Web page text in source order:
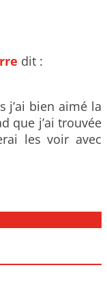
dit :
j’ai bien aimé la
que j’ai trouvée
les voir avec